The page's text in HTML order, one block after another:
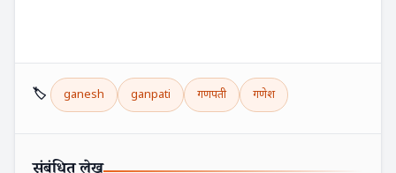
🏷️ ganesh ganpati गणपती गणेश